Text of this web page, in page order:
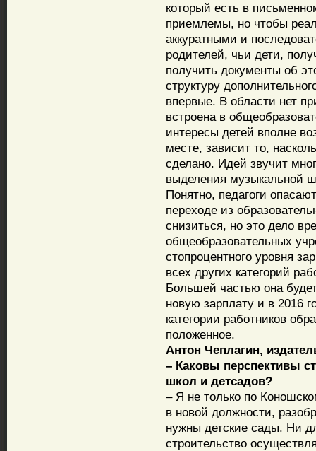
который есть в
приемлемы, но чтобы
аккуратными и
родителей, чьи дети,
получить документы об
структуру
впервые. В области нет
встроена в
интересы детей вполне
месте, зависит то,
сделано. Идей звучит
выделения музыкальной
Понятно, педагоги
переходе из
снизиться, но это дело
общеобразовательных
стопроцентного уровня
всех других категорий
Большей частью она
новую зарплату и в 2016
категории работников
положенное.
Антон Чеплагин,
– Каковы перспективы
школ и детсадов?
– Я не только по
в новой должности,
нужны детские сады. Ни
строительство